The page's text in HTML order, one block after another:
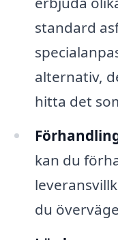
standard
alternativ,
hitta det
kan du
du